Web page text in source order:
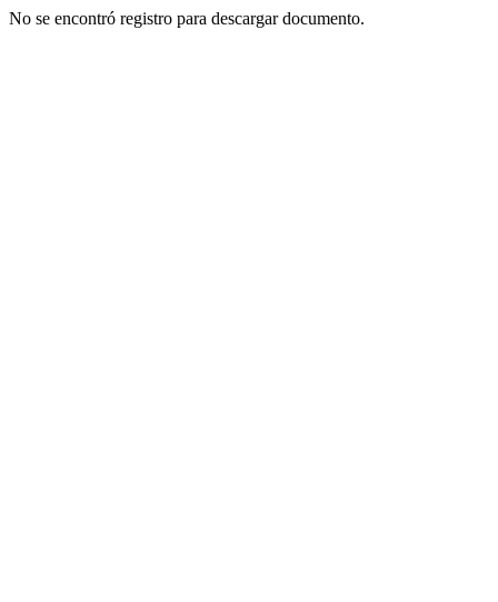
No se encontró registro para descargar documento.